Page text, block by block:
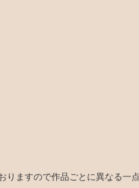
りますので作品ごとに異なる一